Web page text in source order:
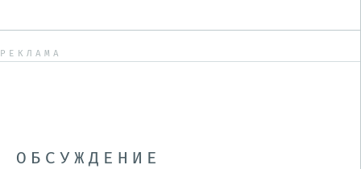
РЕКЛАМА
ОБСУЖДЕНИЕ